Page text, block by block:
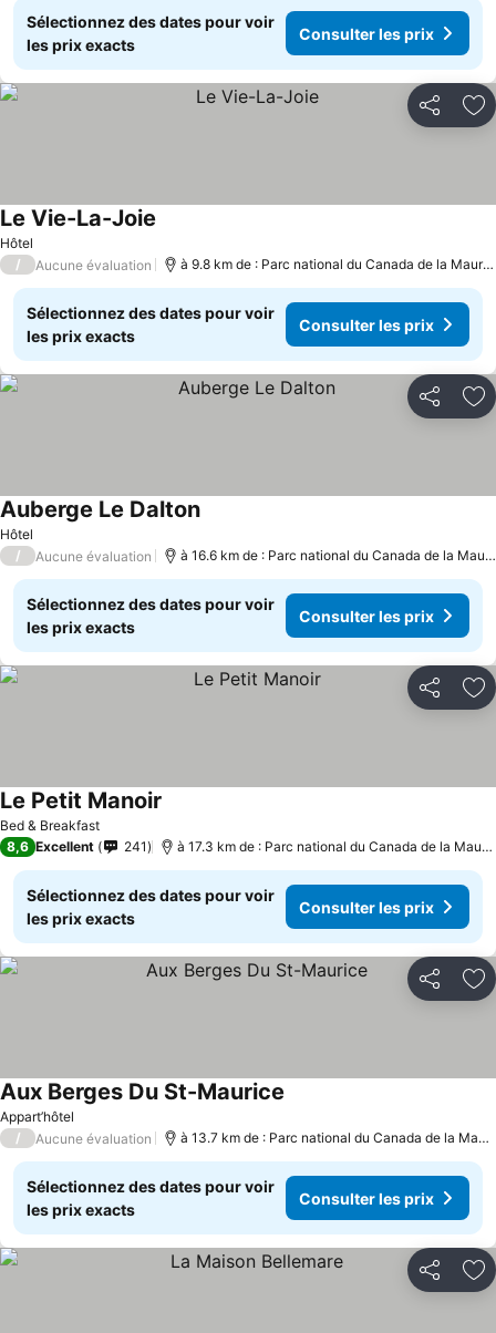
Sélectionnez des dates pour voir
les prix exacts
Consulter les prix
Partager
Hôtel
Le Vie-La-Joie
/ Aucune évaluation à 9.8 km de : Parc national du Canada de la Mauricie
Sélectionnez des dates pour voir
les prix exacts
Consulter les prix
Partager
Hôtel
Auberge Le Dalton
/ Aucune évaluation à 16.6 km de : Parc national du Canada de la Mauricie
Sélectionnez des dates pour voir
les prix exacts
Consulter les prix
Partager
Bed & Breakfast
Le Petit Manoir
8,6 Excellent 241 à 17.3 km de : Parc national du Canada de la Mauricie
Sélectionnez des dates pour voir
les prix exacts
Consulter les prix
Partager
Appart’hôtel
Aux Berges Du St-Maurice
/ Aucune évaluation à 13.7 km de : Parc national du Canada de la Mauricie
Sélectionnez des dates pour voir
les prix exacts
Consulter les prix
Partager